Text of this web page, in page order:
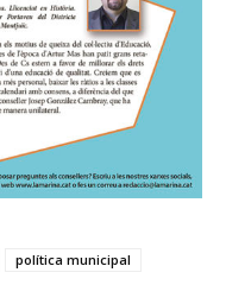
política municipal